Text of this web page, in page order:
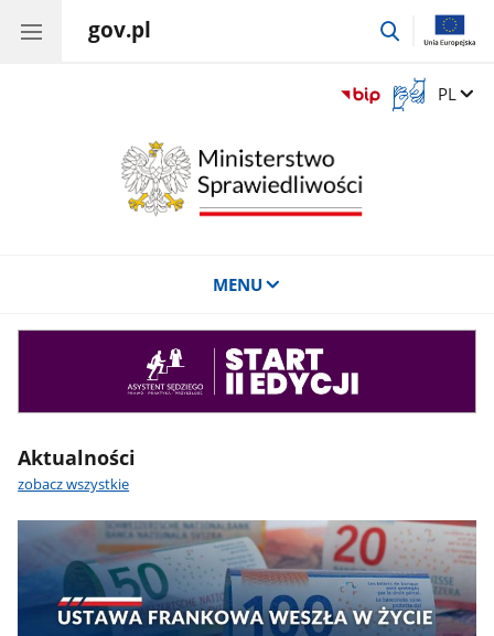
gov.pl
przejdź
Otwórz
okno
Zmień
PL
MENU
Aktualności
zobacz wszystkie